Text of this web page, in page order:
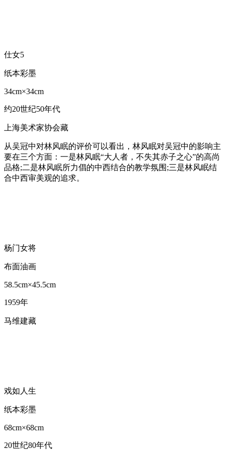
仕女5
纸本彩墨
34cm×34cm
约20世纪50年代
上海美术家协会藏
从吴冠中对林风眠的评价可以看出，林风眠对吴冠中的影响主
要在三个方面：一是林风眠“大人者，不失其赤子之心”的高尚
品格;二是林风眠所力倡的中西结合的教学氛围;三是林风眠结
合中西审美观的追求。
杨门女将
布面油画
58.5cm×45.5cm
1959年
马维建藏
戏如人生
纸本彩墨
68cm×68cm
20世纪80年代